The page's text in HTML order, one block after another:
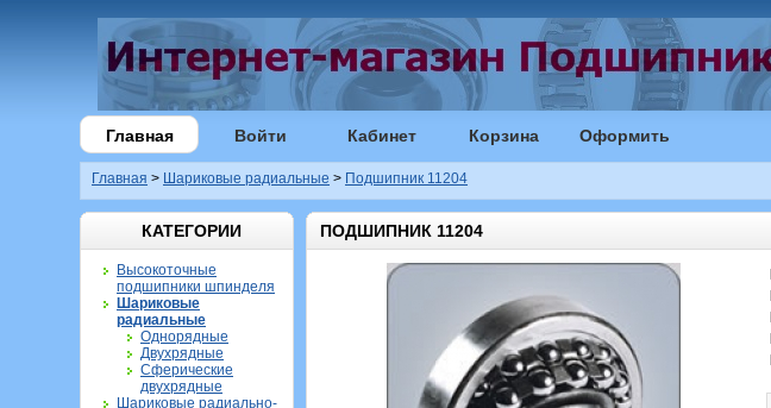
Главная Войти Кабинет Корзина Оформить
Главная > Шариковые радиальные > Подшипник 11204
КАТЕГОРИИ
Высокоточные
подшипники шпинделя
Шариковые
радиальные
Однорядные
Двухрядные
Сферические
двухрядные
Шариковые радиально-
ПОДШИПНИК 11204